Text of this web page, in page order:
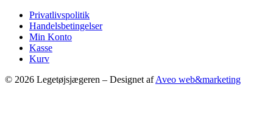
Privatlivspolitik
Handelsbetingelser
Min Konto
Kasse
Kurv
© 2026 Legetøjsjægeren – Designet afAveo web&marketing